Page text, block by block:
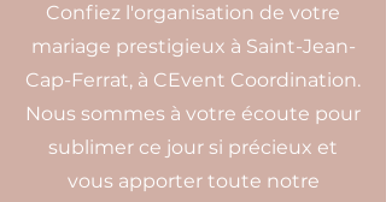
Confiez l'organisation de votre
mariage prestigieux à Saint-Jean-
Cap-Ferrat, à CEvent Coordination.
Nous sommes à votre écoute pour
sublimer ce jour si précieux et
vous apporter toute notre